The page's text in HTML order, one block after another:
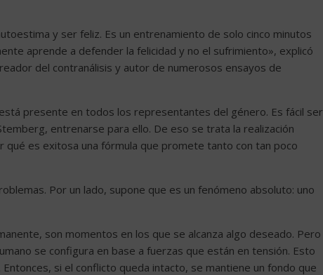
y ser feliz. Es un entrenamiento de solo cinco minutos
aprende a defender la felicidad y no el sufrimiento», explicó
del contranálisis y autor de numerosos ensayos de
presente en todos los representantes del género. Es fácil ser
entrenarse para ello. De eso se trata la realización
qué es exitosa una fórmula que promete tanto con tan poco
Por un lado, supone que es un fenómeno absoluto: uno
son momentos en los que se alcanza algo deseado. Pero
se configura en base a fuerzas que están en tensión. Esto
si el conflicto queda intacto, se mantiene un fondo que